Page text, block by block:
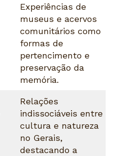
Experiências de
museus e acervos
comunitários como
formas de
pertencimento e
preservação da
memória.
Relações
indissociáveis entre
cultura e natureza
no Gerais,
destacando a